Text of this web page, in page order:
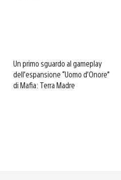
Un primo sguardo al gameplay
dell’espansione “Uomo d’Onore”
di Mafia: Terra Madre